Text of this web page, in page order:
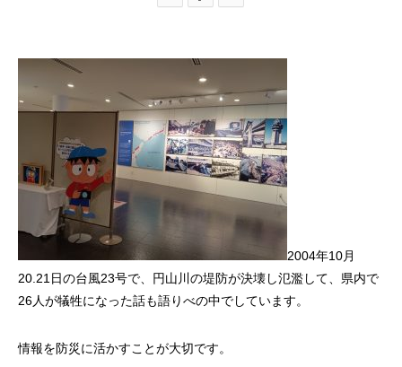
2004年10月
20.21日の台風23号で、円山川の堤防が決壊し氾濫して、県内で
26人が犠牲になった話も語りべの中でしています。
情報を防災に活かすことが大切です。